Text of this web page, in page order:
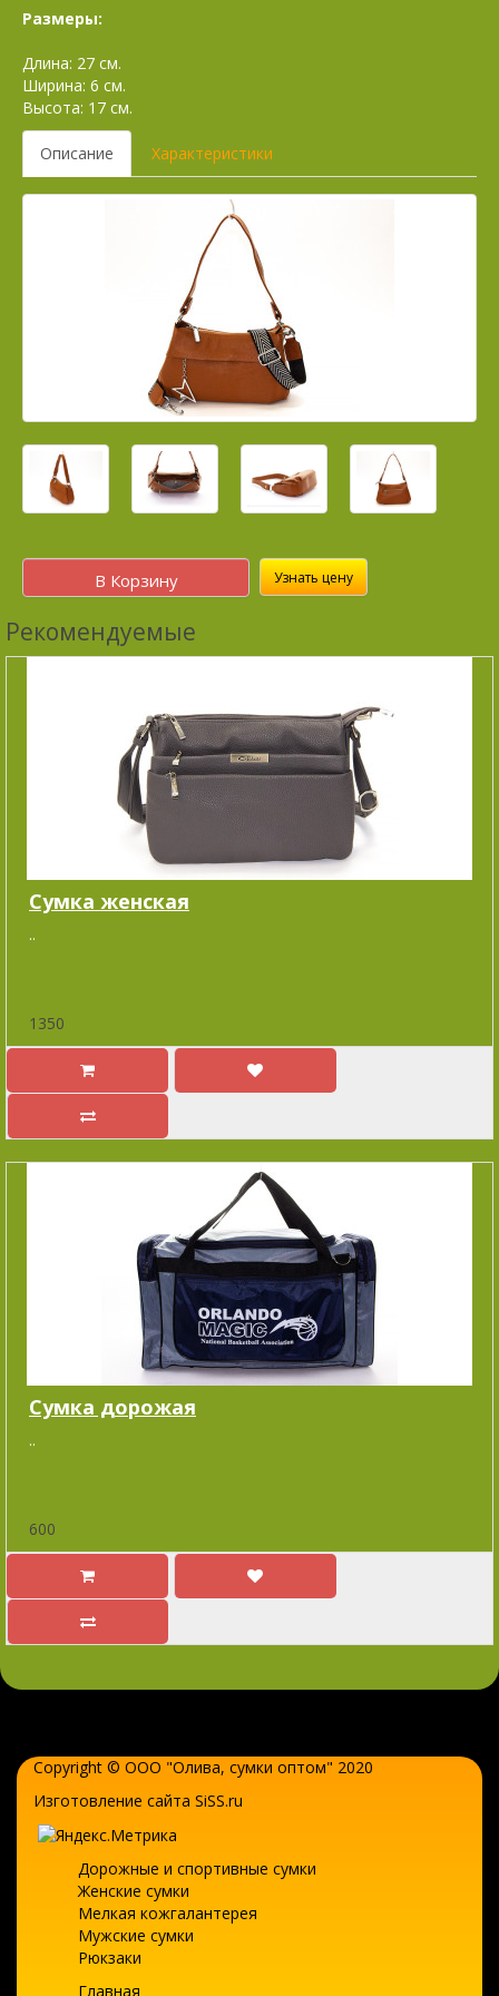
Размеры:
Длина: 27 см.
Ширина: 6 см.
Высота: 17 см.
Описание Характеристики
В Корзину Узнать цену
Рекомендуемые
Сумка женская
..
1350
Cумка дорожая
..
600
Copyright © ООО "Олива, сумки оптом" 2020
Изготовление сайта SiSS.ru
Дорожные и спортивные сумки
Женские сумки
Мелкая кожгалантерея
Мужские сумки
Рюкзаки
Главная